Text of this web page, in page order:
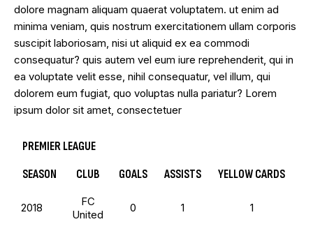
dolore magnam aliquam quaerat voluptatem. ut enim ad
minima veniam, quis nostrum exercitationem ullam corporis
suscipit laboriosam, nisi ut aliquid ex ea commodi
consequatur? quis autem vel eum iure reprehenderit, qui in
ea voluptate velit esse, nihil consequatur, vel illum, qui
dolorem eum fugiat, quo voluptas nulla pariatur? Lorem
ipsum dolor sit amet, consectetuer
PREMIER LEAGUE
SEASON
CLUB GOALS ASSISTS YELLOW CARDS
2018
FC
United
0 1 1